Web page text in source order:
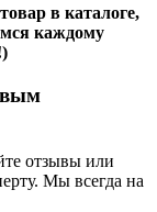
в каталоге,
каждому
отзывы или
Мы всегда на